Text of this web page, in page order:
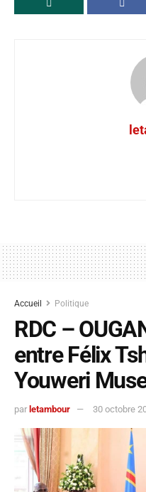
Accueil Politique
RDC –
entre Félix
Youweri
par letambour 30 octobre